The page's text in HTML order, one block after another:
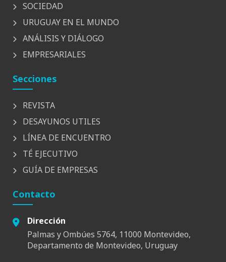
SOCIEDAD
URUGUAY EN EL MUNDO
ANÁLISIS Y DIÁLOGO
EMPRESARIALES
Secciones
REVISTA
DESAYUNOS UTILES
LÍNEA DE ENCUENTRO
TÉ EJECUTIVO
GUÍA DE EMPRESAS
Contacto
Dirección
Palmas y Ombúes 5764, 11000 Montevideo,
Departamento de Montevideo, Uruguay